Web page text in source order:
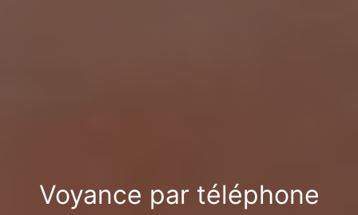
Voyance par téléphone